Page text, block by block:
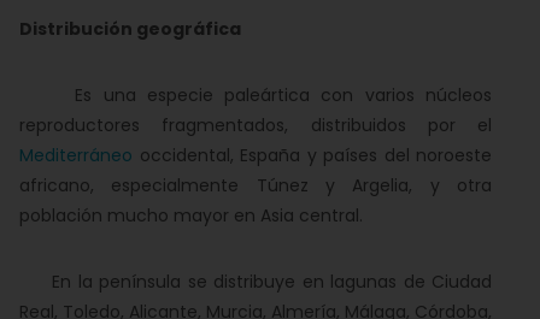
Distribución geográfica
Es una especie paleártica con varios núcleos
reproductores fragmentados, distribuidos por el
Mediterráneo occidental, España y países del noroeste
africano, especialmente Túnez y Argelia, y otra
población mucho mayor en Asia central.
En la península se distribuye en lagunas de Ciudad
Real, Toledo, Alicante, Murcia, Almería, Málaga, Córdoba,